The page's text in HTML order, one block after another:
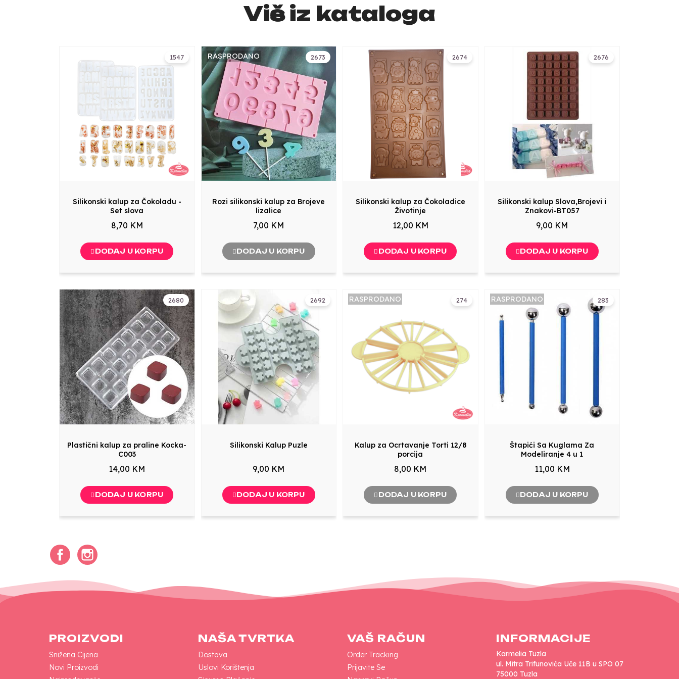
Više iz kataloga
1547
Silikonski kalup za Čokoladu -
Set slova
8,70 KM
DODAJ U KORPU
2673
RASPRODANO
Rozi silikonski kalup za Brojeve
lizalice
7,00 KM
DODAJ U KORPU
2674
Silikonski kalup za Čokoladice
Životinje
12,00 KM
DODAJ U KORPU
2676
Silikonski kalup Slova,Brojevi i
Znakovi-BT057
9,00 KM
DODAJ U KORPU
2680
Plastični kalup za praline Kocka-
C003
14,00 KM
DODAJ U KORPU
2692
Silikonski Kalup Puzle
9,00 KM
DODAJ U KORPU
274
RASPRODANO
Kalup za Ocrtavanje Torti 12/8
porcija
8,00 KM
DODAJ U KORPU
283
RASPRODANO
Štapići Sa Kuglama Za
Modeliranje 4 u 1
11,00 KM
DODAJ U KORPU
Facebook
PROIZVODI
Snižena Cijena
Novi Proizvodi
NAŠA TVRTKA
Dostava
Uslovi Korištenja
VAŠ RAČUN
Order Tracking
Prijavite Se
INFORMACIJE
Karmelia Tuzla
ul. Mitra Trifunovića Uče 11B u SPO 07
75000 Tuzla